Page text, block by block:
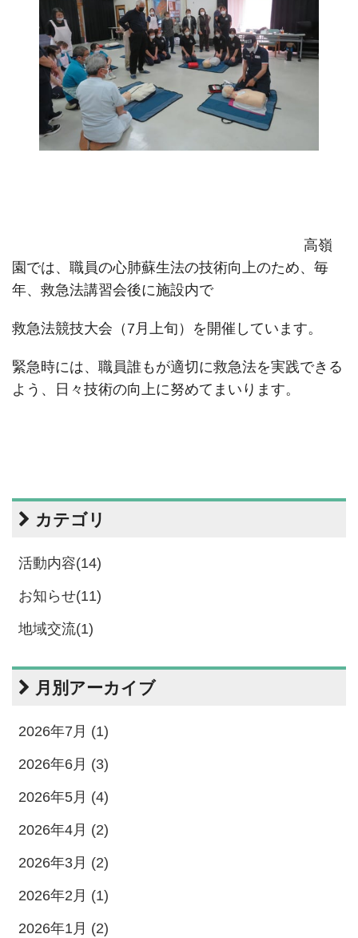
高嶺
園では、職員の心肺蘇生法の技術向上のため、毎
年、救急法講習会後に施設内で
救急法競技大会（7月上旬）を開催しています。
緊急時には、職員誰もが適切に救急法を実践できる
よう、日々技術の向上に努めてまいります。
カテゴリ
活動内容(14)
お知らせ(11)
地域交流(1)
月別アーカイブ
2026年7月 (1)
2026年6月 (3)
2026年5月 (4)
2026年4月 (2)
2026年3月 (2)
2026年2月 (1)
2026年1月 (2)